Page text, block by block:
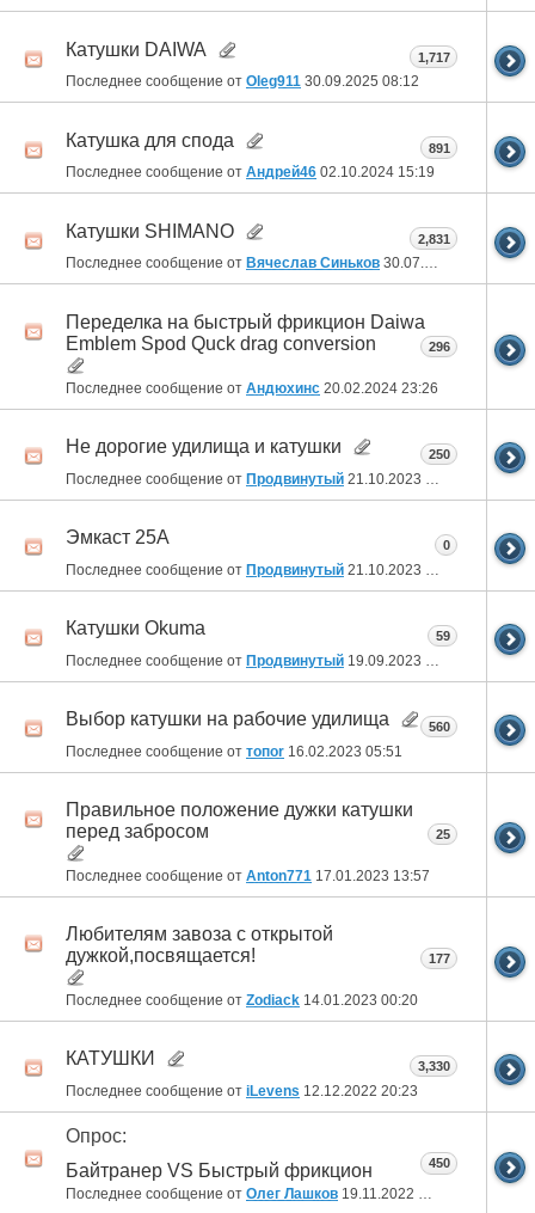
Катушки DAIWA
Последнее сообщение от Oleg911 30.09.2025 08:12
1,717
Катушка для спода
Последнее сообщение от Андрей46 02.10.2024 15:19
891
Катушки SHIMANO
Последнее сообщение от Вячеслав Синьков 30.07.2024
2,831
Переделка на быстрый фрикцион Daiwa
Emblem Spod Quck drag conversion
Последнее сообщение от Андюхинс 20.02.2024 23:26
296
Не дорогие удилища и катушки
Последнее сообщение от Продвинутый 21.10.2023
250
Эмкаст 25А
Последнее сообщение от Продвинутый 21.10.2023
0
Катушки Okuma
Последнее сообщение от Продвинутый 19.09.2023
59
Выбор катушки на рабочие удилища
Последнее сообщение от топоr 16.02.2023 05:51
560
Правильное положение дужки катушки
перед забросом
Последнее сообщение от Anton771 17.01.2023 13:57
25
Любителям завоза с открытой
дужкой,посвящается!
Последнее сообщение от Zodiack 14.01.2023 00:20
177
КАТУШКИ
Последнее сообщение от iLevens 12.12.2022 20:23
3,330
Опрос:
Байтранер VS Быстрый фрикцион
Последнее сообщение от Олег Лашков 19.11.2022 04:06
450